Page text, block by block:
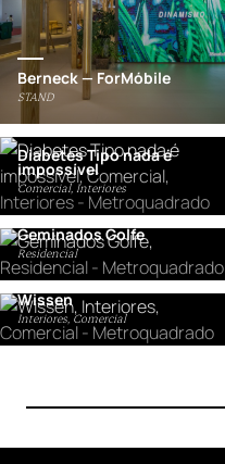
Berneck — ForMóbile
STAND
Diabetes Tipo nada é
impossível
Comercial, Interiores
Geminados Golfe
Residencial
Wissen
Interiores, Comercial